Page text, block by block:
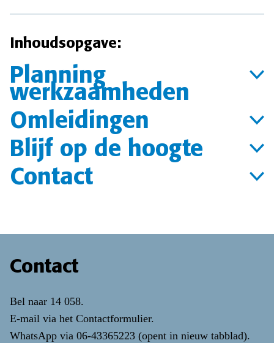
Inhoudsopgave:
Planning
werkzaamheden
Omleidingen
Blijf op de hoogte
Contact
Contact
Bel naar 14 058.
E-mail via het Contactformulier.
WhatsApp via 06-43365223 (opent in nieuw tabblad).